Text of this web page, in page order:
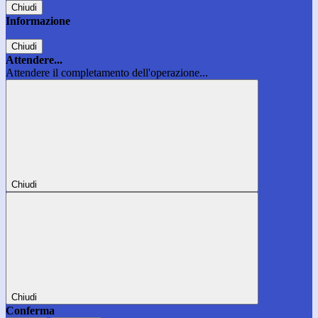
Chiudi
Informazione
Chiudi
Attendere...
Attendere il completamento dell'operazione...
Chiudi
Chiudi
Conferma